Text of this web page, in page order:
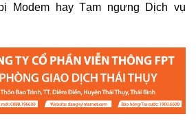
Modem hay Tạm ngưng Dịch vụ